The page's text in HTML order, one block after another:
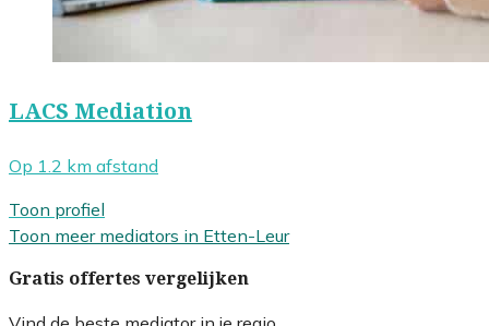
LACS Mediation
Op 1.2 km afstand
Toon profiel
Toon meer mediators in Etten-Leur
Gratis offertes vergelijken